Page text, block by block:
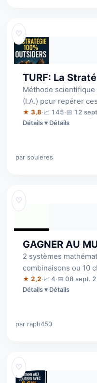
♡
TURF: La
Méthode
(I.A.) pour repérer
le monde... Les
★ 3,8·📈 145·📅 12
Détails
par souleres
♡
GAGNER AU
2 systèmes
combinaisons ou 10
je démontre
★ 2,2·📈 4·📅 08 sept.
Détails
par raph450
♡